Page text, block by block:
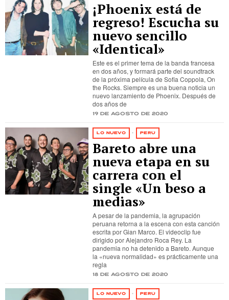
¡Phoenix está de
regreso! Escucha su
nuevo sencillo
«Identical»
Este es el primer tema de la banda francesa
en dos años, y formará parte del soundtrack
de la próxima película de Sofia Coppola, On
the Rocks. Siempre es una buena noticia un
nuevo lanzamiento de Phoenix. Después de
dos años de
19 de agosto de 2020
LO NUEVO · PERÚ
Bareto abre una
nueva etapa en su
carrera con el
single «Un beso a
medias»
A pesar de la pandemia, la agrupación
peruana retorna a la escena con esta canción
escrita por Gian Marco. El videoclip fue
dirigido por Alejandro Roca Rey. La
pandemia no ha detenido a Bareto. Aunque
la «nueva normalidad» es prácticamente una
regla
18 de agosto de 2020
LO NUEVO · PERÚ